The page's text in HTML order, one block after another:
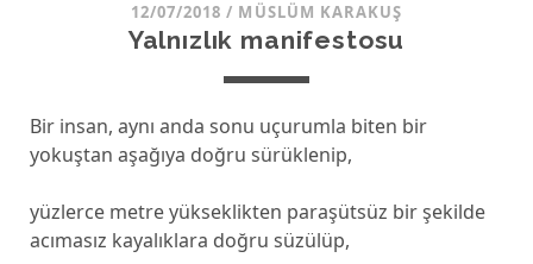
12/07/2018 / MÜSLÜM KARAKUŞ
Yalnızlık manifestosu
Bir insan, aynı anda sonu uçurumla biten bir
yokuştan aşağıya doğru sürüklenip,
yüzlerce metre yükseklikten paraşütsüz bir şekilde
acımasız kayalıklara doğru süzülüp,